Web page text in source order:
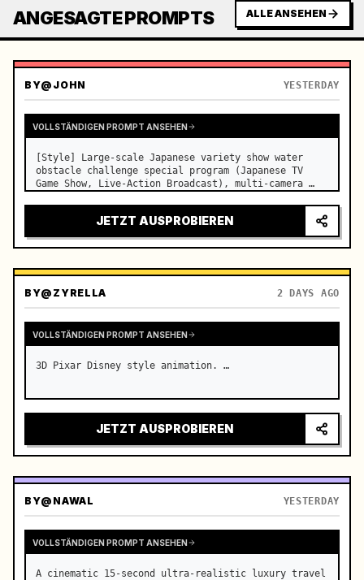
ANGESAGTE PROMPTS ALLE ANSEHEN
BY@JOHN YESTERDAY
VOLLSTÄNDIGEN PROMPT ANSEHEN
[Style] Large-scale Japanese variety show water
obstacle challenge special program (Japanese TV
Game Show, Live-Action Broadcast), multi-camera
high-saturation summer colors, real-time throughout
without slow…JETZT AUSPROBIEREN
BY@ZYRELLA 2 DAYS AGO
VOLLSTÄNDIGEN PROMPT ANSEHEN
3D Pixar Disney style animation. …
JETZT AUSPROBIEREN
BY@NAWAL YESTERDAY
VOLLSTÄNDIGEN PROMPT ANSEHEN
A cinematic 15-second ultra-realistic luxury travel